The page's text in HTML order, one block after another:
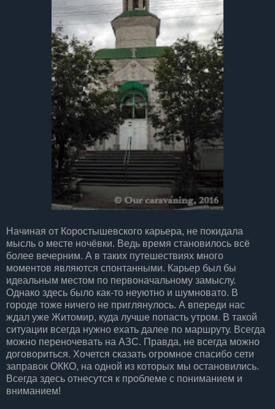
Начиная от Коростышевского карьера, не покидала
мысль о месте ночёвки. Ведь время становилось всё
более вечерним. А в таких путешествиях много
моментов являются спонтанными. Карьер был бы
идеальным местом по первоначальному замыслу.
Однако здесь было как-то неуютно и шумновато. В
городе тоже ничего не приглянулось. А впереди нас
ждал уже Житомир, куда лучше попасть утром. В такой
ситуации всегда нужно ехать далее по маршруту. Всегда
можно переночевать на АЗС. Правда, не всегда можно
договориться. Хочется сказать огромное спасибо сети
заправок ОККО, на одной из которых мы остановились.
Всегда здесь отнесутся к проблеме с пониманием и
вниманием!